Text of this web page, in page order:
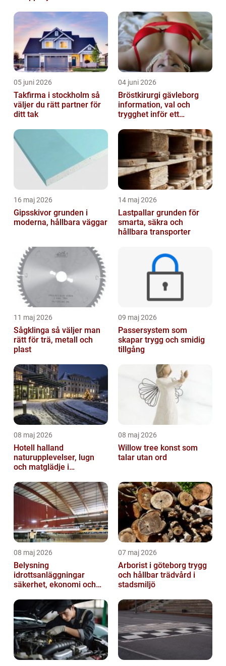
05 juni 2026
Takfirma i stockholm så
väljer du rätt partner för
ditt tak
04 juni 2026
Bröstkirurgi gävleborg
information, val och
trygghet inför ett
16 maj 2026
Gipsskivor grunden i
moderna, hållbara väggar
14 maj 2026
Lastpallar grunden för
smarta, säkra och
hållbara transporter
11 maj 2026
Sågklinga så väljer man
rätt för trä, metall och
plast
09 maj 2026
Passersystem som
skapar trygg och smidig
tillgång
08 maj 2026
Hotell halland
naturupplevelser, lugn
och matglädje i
08 maj 2026
Willow tree konst som
talar utan ord
08 maj 2026
Belysning
idrottsanläggningar
säkerhet, ekonomi och
07 maj 2026
Arborist i göteborg trygg
och hållbar trädvård i
stadsmiljö